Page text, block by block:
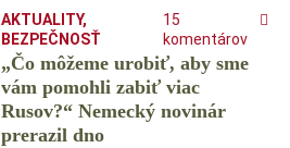
AKTUALITY,
BEZPEČNOSŤ
15
komentárov
„Čo môžeme urobiť, aby sme
vám pomohli zabiť viac
Rusov?“ Nemecký novinár
prerazil dno